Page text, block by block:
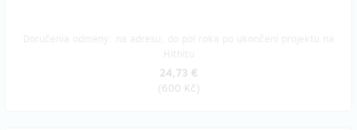
24,73 €
(600 Kč)